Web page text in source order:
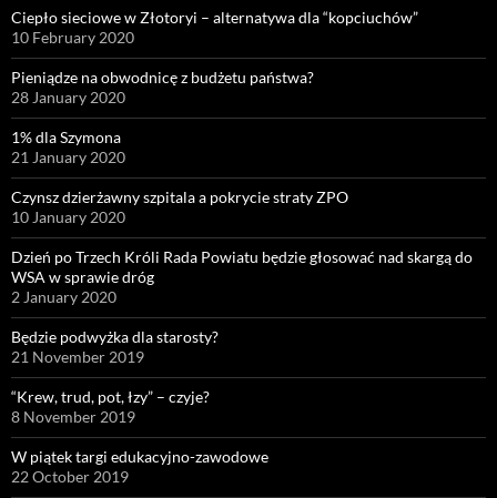
Ciepło sieciowe w Złotoryi – alternatywa dla “kopciuchów”
10 February 2020
Pieniądze na obwodnicę z budżetu państwa?
28 January 2020
1% dla Szymona
21 January 2020
Czynsz dzierżawny szpitala a pokrycie straty ZPO
10 January 2020
Dzień po Trzech Króli Rada Powiatu będzie głosować nad skargą do
WSA w sprawie dróg
2 January 2020
Będzie podwyżka dla starosty?
21 November 2019
“Krew, trud, pot, łzy” – czyje?
8 November 2019
W piątek targi edukacyjno-zawodowe
22 October 2019